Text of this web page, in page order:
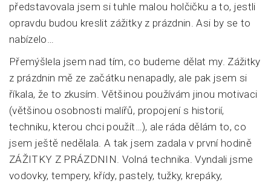
představovala jsem si tuhle malou holčičku a to, jestli
opravdu budou kreslit zážitky z prázdnin. Asi by se to
nabízelo…
Přemýšlela jsem nad tím, co budeme dělat my. Zážitky
z prázdnin mě ze začátku nenapadly, ale pak jsem si
říkala, že to zkusím. Většinou používám jinou motivaci
(většinou osobnosti malířů, propojení s historií,
techniku, kterou chci použít…), ale ráda dělám to, co
jsem ještě nedělala. A tak jsem zadala v první hodině
ZÁŽITKY Z PRÁZDNIN. Volná technika. Vyndali jsme
vodovky, tempery, křídy, pastely, tužky, krepáky,